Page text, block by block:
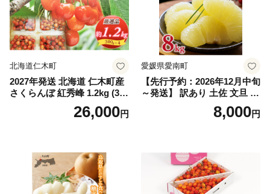
マスカット 贈答 ギフト 産地
笛吹市 シャインマスカット
笛吹 葡萄 国産 ぶどう 人気
国産 1.2kg 先行｜
北海道仁木町
2027年発送 北海道 仁木町産
さくらんぼ 紅秀峰 1.2kg (300
g×4パック) Lサイズ以上 旬
桜桃 産地直送 サクランボ チ
26,000円
愛媛県愛南町
【先行予約：2026年12月中旬
～発送】 訳あり 土佐 文旦 8k
g (Mサイズ以上サイズミック
ス) 8000円 わけあり ぶんた
産 農家直送 期間限定 特産品
サイズミックス くらもとフ
ァーム 愛南町 愛媛県
8,000円